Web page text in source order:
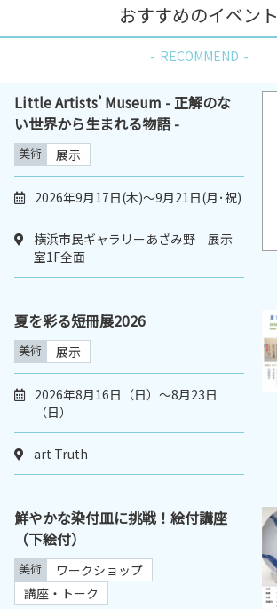
おすすめのイベント
RECOMMEND
Little Artists’ Museum - 正解のな
い世界から生まれる物語 -
美術 展示
2026年9月17日(木)〜9月21日(月･祝)
横浜市民ギャラリーあざみ野 展示
室1F全面
夏を彩る短冊展2026
美術 展示
2026年8月16日（日）～8月23日
（日）
art Truth
鮮やかな染付皿に挑戦！絵付講座
（下絵付）
美術
ワークショップ
講座・トーク